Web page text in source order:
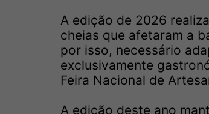
A edição de 2026
cheias que afetaram a
por isso, necessário
exclusivamente
Feira Nacional de
A edição deste ano